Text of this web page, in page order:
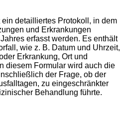
detailliertes Protokoll, in dem
und Erkrankungen
erfasst werden. Es enthält
wie z. B. Datum und Uhrzeit,
Erkrankung, Ort und
diesem Formular wird auch die
der Frage, ob der
zu eingeschränkter
Behandlung führte.